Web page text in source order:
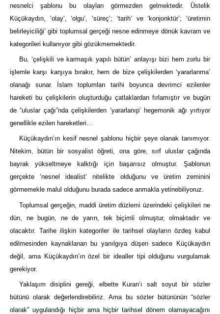
nesnelci şablonu bu olayları görmezden gelmektedir. Üstelik
Küçükaydın, ‘olay’, ‘olgu’, ‘süreç’; ‘tarih’ ve ‘konjonktür’; ‘üretimin
belirleyiciliği’ gibi toplumsal gerçeği nesne edinmeye dönük kavram ve
kategorileri kullanıyor gibi gözükmemektedir.
Bu, ‘çelişkili ve karmaşık yapılı bütün’ anlayışı bizi hem zorlu bir
işlemle karşı karşıya bırakır, hem de bize çelişkilerden ‘yararlanma’
olanağı sunar. İslam toplumları tarihi boyunca devrimci ezilenler
hareketi bu çelişkilerin oluşturduğu çatlaklardan fırlamıştır ve bugün
de “uluslar çağı”nda çelişkilerden ‘yararlanıp’ hegemonik ağı yırtıyor
genellikle ezilen hareketleri…
Küçükaydın’ın kesif nesnel şablonu hiçbir şeye olanak tanımıyor.
Nitekim, bütün bir sosyalist öğreti, ona göre, sırf uluslar çağında
bayrak yükseltmeye kalktığı için başarısız olmuştur. Şablonun
gerçekte ‘nesnel idealist’ nitelikte olduğunu ve üretim zeminini
görmemekle malul olduğunu burada sadece anmakla yetinebiliyoruz.
Toplumsal gerçeğin, maddi üretim düzlemi üzerindeki çelişkileri ne
dün, ne bugün, ne de yarın, tek biçimli olmuştur, olmaktadır ve
olacaktır. Tarihe ilişkin kategoriler ile tarihsel olayların özdeş kabul
edilmesinden kaynaklanan bu yanılgıya düşen sadece Küçükaydın
değil, ama Küçükaydın’ın özel bir idealler tipi olduğunu vurgulamak
gerekiyor.
Yaklaşım disiplini gereği, elbette Kuran’ı salt soyut bir sözler
bütünü olarak değerlendirebiliriz. Ama bu sözler bütününün “sözler
olarak” uygulandığı hiçbir ama hiçbir tarihsel dönem olamayacağını